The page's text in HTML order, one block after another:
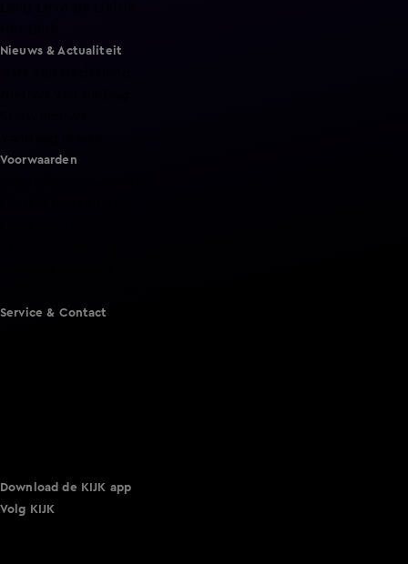
Nieuws & Actualiteit
Voorwaarden
Service & Contact
Download de KIJK app
Volg KIJK